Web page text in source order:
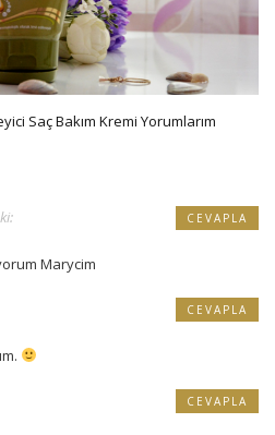
Saç Bakım Kremi Yorumlarım
Marycim
CEVAPLA
CEVAPLA
CEVAPLA